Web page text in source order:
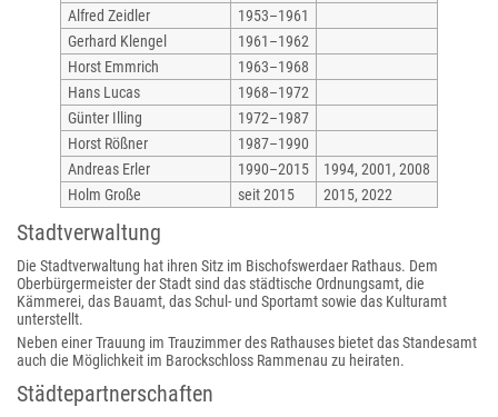
Alfred Zeidler
1953–1961
Gerhard Klengel
1961–1962
Horst Emmrich
1963–1968
Hans Lucas
1968–1972
Günter Illing
1972–1987
Horst Rößner
1987–1990
Andreas Erler
1990–2015
1994, 2001, 2008
Holm Große
seit 2015 2015, 2022
Stadtverwaltung
Die Stadtverwaltung hat ihren Sitz im Bischofswerdaer Rathaus. Dem
Oberbürgermeister der Stadt sind das städtische Ordnungsamt, die
Kämmerei, das Bauamt, das Schul- und Sportamt sowie das Kulturamt
unterstellt.
Neben einer Trauung im Trauzimmer des Rathauses bietet das Standesamt
auch die Möglichkeit im Barockschloss Rammenau zu heiraten.
Städtepartnerschaften